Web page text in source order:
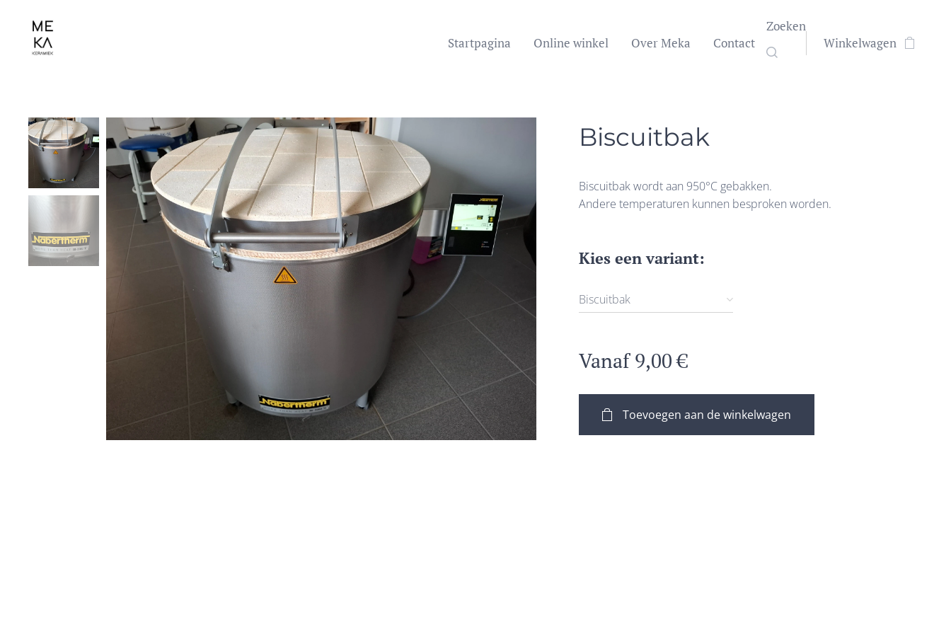
Startpagina Online winkel Over Meka Contact
Zoeken
Winkelwagen
Biscuitbak
Biscuitbak wordt aan 950°C gebakken.
Andere temperaturen kunnen besproken worden.
Kies een variant:
Biscuitbak
Vanaf9,00€
Toevoegen aan de winkelwagen